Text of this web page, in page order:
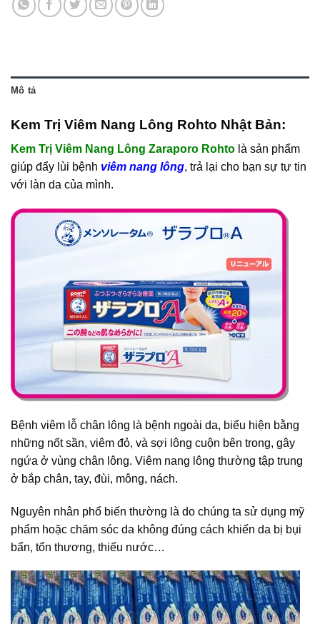
Mô tả
Kem Trị Viêm Nang Lông Rohto Nhật Bản:
Kem Trị Viêm Nang Lông Zaraporo Rohto là sản phẩm
giúp đẩy lùi bệnh viêm nang lông, trả lại cho bạn sự tự tin
với làn da của mình.
Bệnh viêm lỗ chân lông là bệnh ngoài da, biểu hiện bằng
những nốt sần, viêm đỏ, và sợi lông cuộn bên trong, gây
ngứa ở vùng chân lông. Viêm nang lông thường tập trung
ở bắp chân, tay, đùi, mông, nách.
Nguyên nhân phổ biến thường là do chúng ta sử dụng mỹ
phẩm hoặc chăm sóc da không đúng cách khiến da bị bụi
bẩn, tổn thương, thiếu nước…